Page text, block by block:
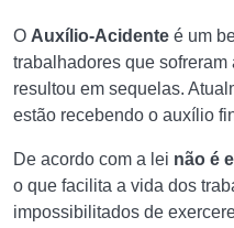
O Auxílio-Acidente é um
trabalhadores que
resultou em sequelas.
estão recebendo o auxílio
De acordo com a lei não é
o que facilita a vida dos
impossibilitados de